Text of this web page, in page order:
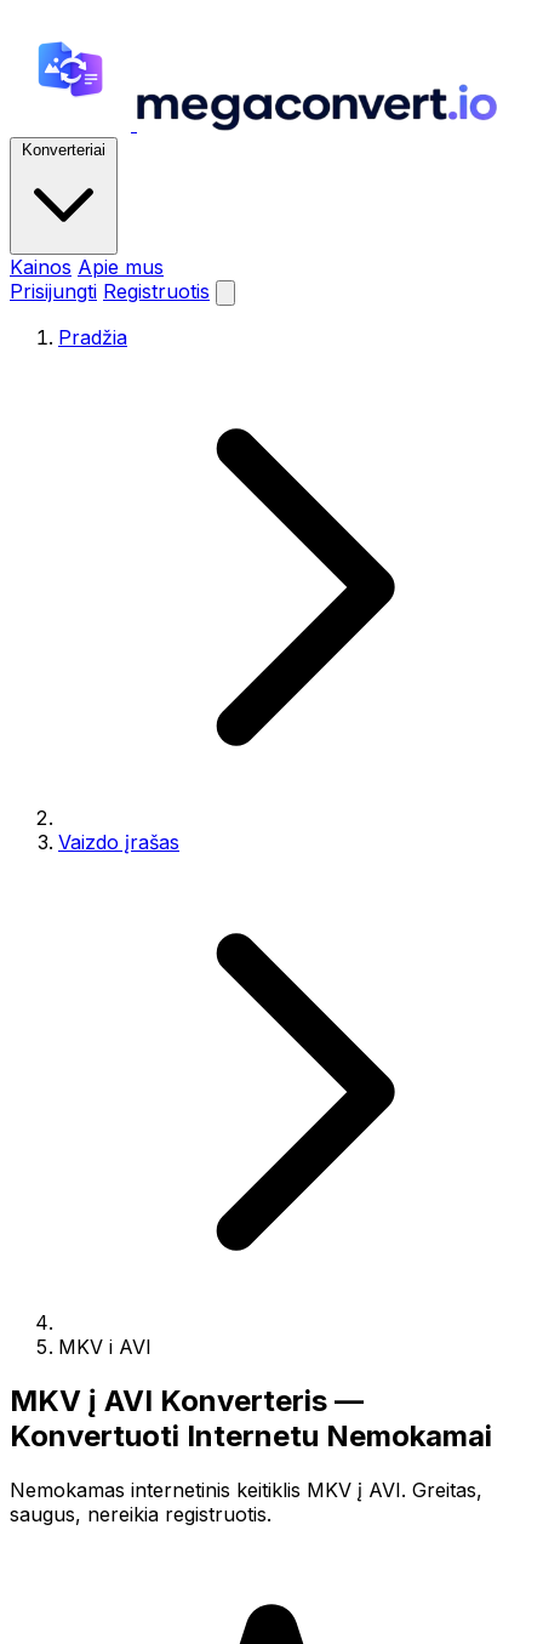
Konverteriai
Kainos Apie mus
Prisijungti Registruotis
Pradžia
Vaizdo įrašas
MKV i AVI
MKV į AVI Konverteris —
Konvertuoti Internetu Nemokamai
Nemokamas internetinis keitiklis MKV į AVI. Greitas,
saugus, nereikia registruotis.